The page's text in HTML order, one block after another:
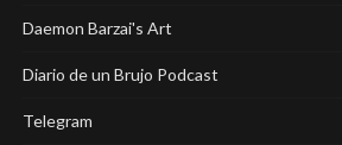
Daemon Barzai's Art
Diario de un Brujo Podcast
Telegram